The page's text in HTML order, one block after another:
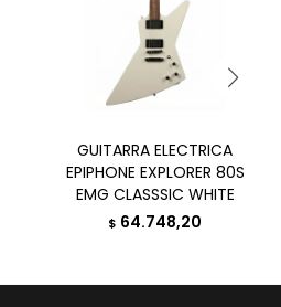
GUITARRA ELECTRICA
EPIPHONE EXPLORER 80S
EMG CLASSSIC WHITE
$ 64.748,20